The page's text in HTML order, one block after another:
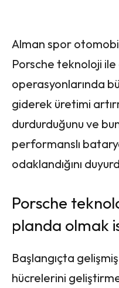
Alman spor
Porsche teknoloji
operasyonlarında
giderek üretimi
durdurduğunu ve
performanslı
odaklandığını
Porsche
planda olmak
Başlangıçta
hücrelerini